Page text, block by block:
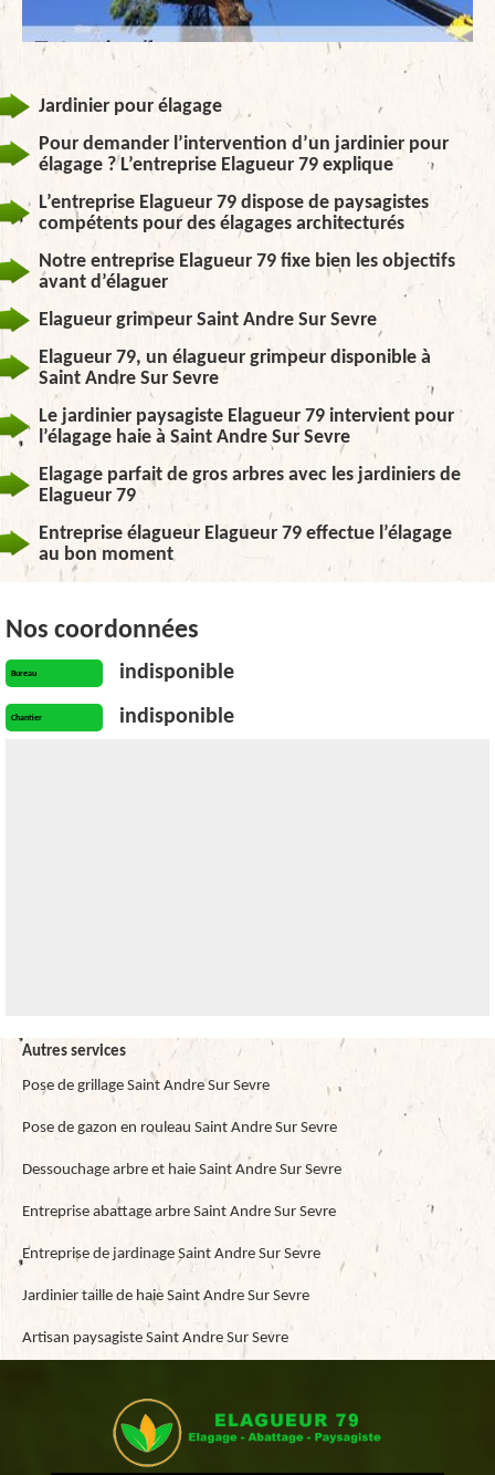
Jardinier pour élagage
Pour demander l’intervention d’un jardinier pour
élagage ? L’entreprise Elagueur 79 explique
L’entreprise Elagueur 79 dispose de paysagistes
compétents pour des élagages architecturés
Notre entreprise Elagueur 79 fixe bien les objectifs
avant d’élaguer
Elagueur grimpeur Saint Andre Sur Sevre
Elagueur 79, un élagueur grimpeur disponible à
Saint Andre Sur Sevre
Le jardinier paysagiste Elagueur 79 intervient pour
l’élagage haie à Saint Andre Sur Sevre
Elagage parfait de gros arbres avec les jardiniers de
Elagueur 79
Entreprise élagueur Elagueur 79 effectue l’élagage
au bon moment
Nos coordonnées
Bureau indisponible
Chantier indisponible
Autres services
Pose de grillage Saint Andre Sur Sevre
Pose de gazon en rouleau Saint Andre Sur Sevre
Dessouchage arbre et haie Saint Andre Sur Sevre
Entreprise abattage arbre Saint Andre Sur Sevre
Entreprise de jardinage Saint Andre Sur Sevre
Jardinier taille de haie Saint Andre Sur Sevre
Artisan paysagiste Saint Andre Sur Sevre